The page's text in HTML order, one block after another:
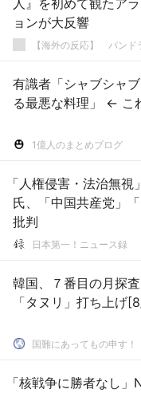
人』を初めて観たア
ョンが大反響
【海外の反応】 パンド
有識者「シャブシャ
る最悪な料理」 ← こ
1億人のまとめブログ
「人権侵害・法治無
氏、「中国共産党」
批判
日本第一！ニュース録
韓国、７番目の月探
「タヌリ」打ち上げ
国難にあってもの申す！
「核戦争に勝者なし